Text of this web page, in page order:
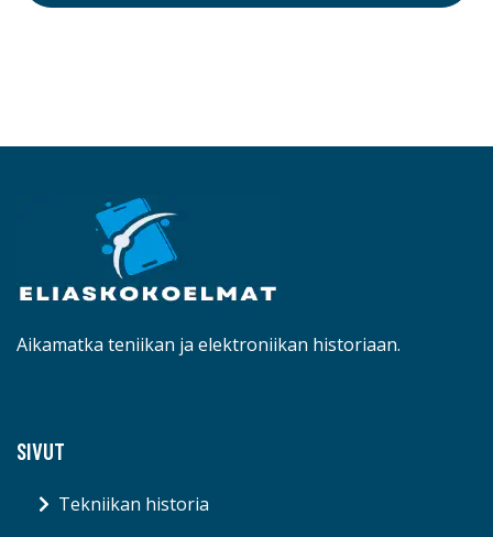
Aikamatka teniikan ja elektroniikan historiaan.
SIVUT
Tekniikan historia